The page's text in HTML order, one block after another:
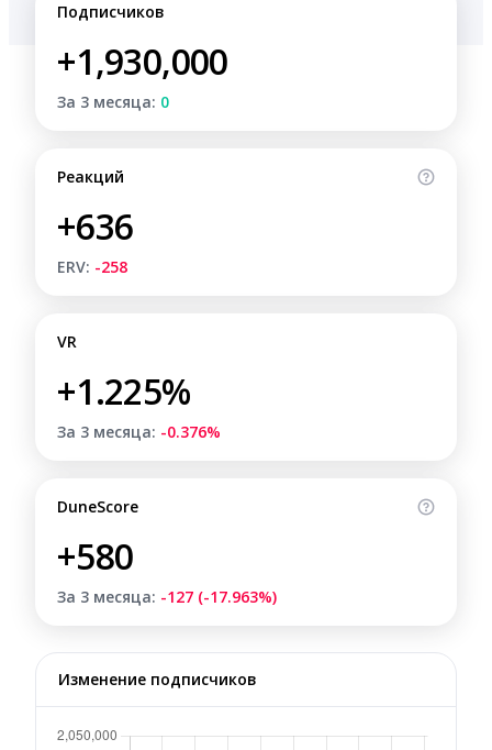
Подписчиков
+1,930,000
За 3 месяца: 0
Реакций
+636
ERV: -258
VR
+1.225%
За 3 месяца: -0.376%
DuneScore
+580
За 3 месяца: -127 (-17.963%)
Изменение подписчиков